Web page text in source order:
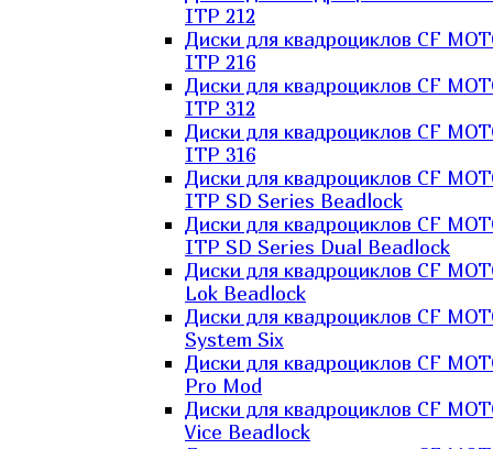
ITP 212
Диски для квадроциклов CF
ITP 216
Диски для квадроциклов CF
ITP 312
Диски для квадроциклов CF
ITP 316
Диски для квадроциклов CF
ITP SD Series Beadlock
Диски для квадроциклов CF
ITP SD Series Dual Beadlock
Диски для квадроциклов CF
Lok Beadlock
Диски для квадроциклов CF
System Six
Диски для квадроциклов CF
Pro Mod
Диски для квадроциклов CF
Vice Beadlock